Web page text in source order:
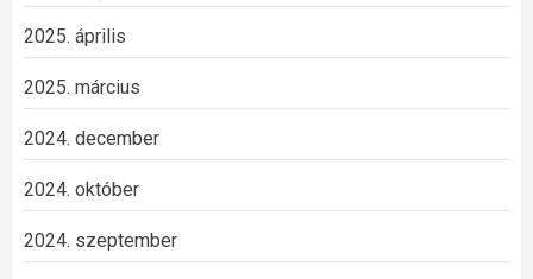
2025. április
2025. március
2024. december
2024. október
2024. szeptember